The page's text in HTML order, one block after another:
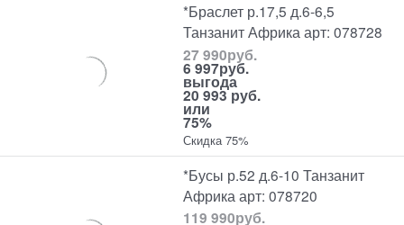
*Браслет р.17,5 д.6-6,5
Танзанит Африка арт: 078728
27 990руб.
6 997руб.
выгода
20 993 руб.
или
75%
Скидка 75%
*Бусы р.52 д.6-10 Танзанит
Африка арт: 078720
119 990руб.